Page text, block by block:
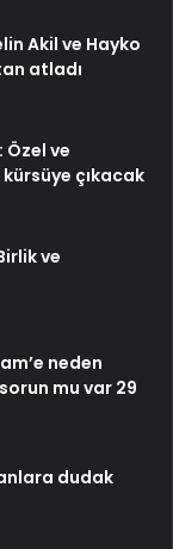
Akil ve Hayko
atladı
Özel ve
çıkacak
ve
neden
mu var 29
dudak